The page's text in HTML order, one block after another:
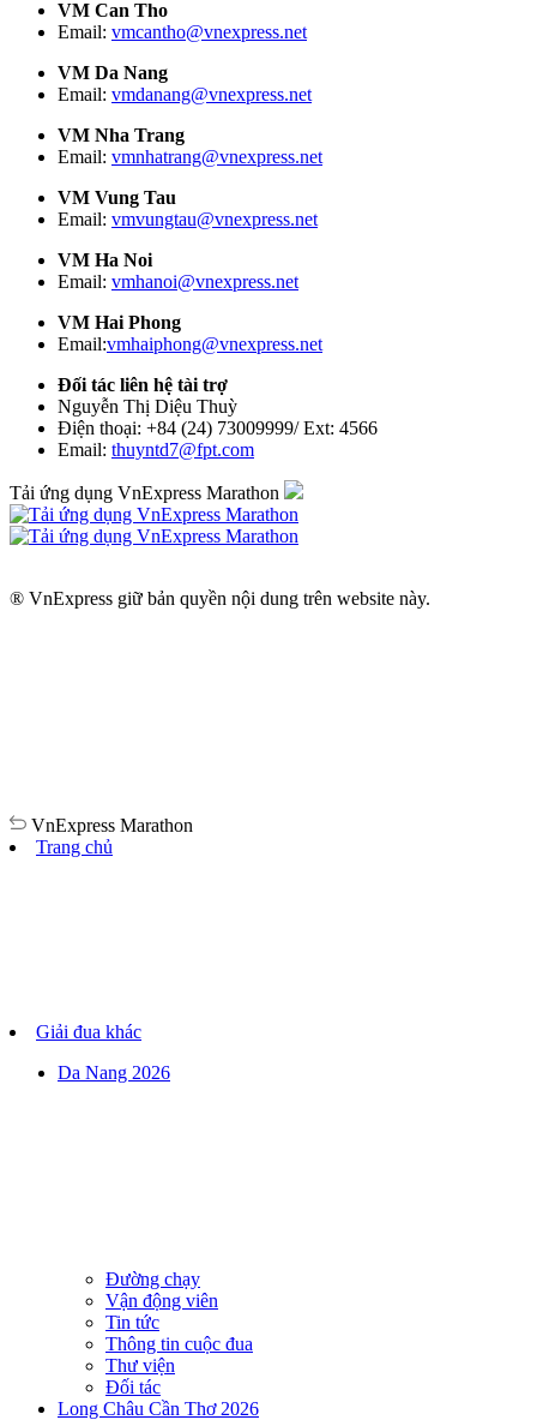
VM Can Tho
Email: vmcantho@vnexpress.net
VM Da Nang
Email: vmdanang@vnexpress.net
VM Nha Trang
Email: vmnhatrang@vnexpress.net
VM Vung Tau
Email: vmvungtau@vnexpress.net
VM Ha Noi
Email: vmhanoi@vnexpress.net
VM Hai Phong
Email:vmhaiphong@vnexpress.net
Đối tác liên hệ tài trợ
Nguyễn Thị Diệu Thuỳ
Điện thoại: +84 (24) 73009999/ Ext: 4566
Email: thuyntd7@fpt.com
Tải ứng dụng VnExpress Marathon
® VnExpress giữ bản quyền nội dung trên website này.
VnExpress Marathon
Trang chủ
Giải đua khác
Da Nang 2026
Đường chạy
Vận động viên
Tin tức
Thông tin cuộc đua
Thư viện
Đối tác
Long Châu Cần Thơ 2026